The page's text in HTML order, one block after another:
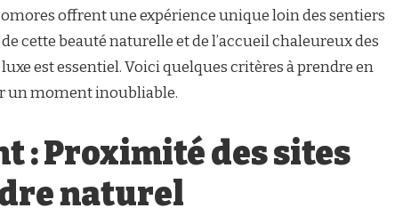
offrent une expérience unique loin des sentiers
cette beauté naturelle et de l’accueil chaleureux des
est essentiel. Voici quelques critères à prendre en
un moment inoubliable.
: Proximité des sites
naturel